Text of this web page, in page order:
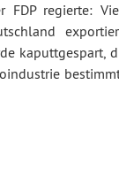
FDP regierte:
kaputtgespart,